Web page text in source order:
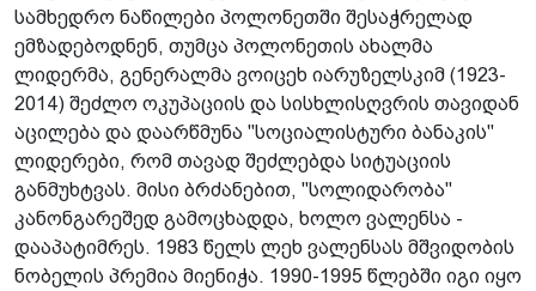
სამხედრო ნაწილები პოლონეთში შესაჭრელად
ემზადებოდნენ, თუმცა პოლონეთის ახალმა
ლიდერმა, გენერალმა ვოიცეხ იარუზელსკიმ (1923-
2014) შეძლო ოკუპაციის და სისხლისღვრის თავიდან
აცილება და დაარწმუნა "სოციალისტური ბანაკის"
ლიდერები, რომ თავად შეძლებდა სიტუაციის
განმუხტვას. მისი ბრძანებით, "სოლიდარობა"
კანონგარეშედ გამოცხადდა, ხოლო ვალენსა -
დააპატიმრეს. 1983 წელს ლეხ ვალენსას მშვიდობის
ნობელის პრემია მიენიჭა. 1990-1995 წლებში იგი იყო